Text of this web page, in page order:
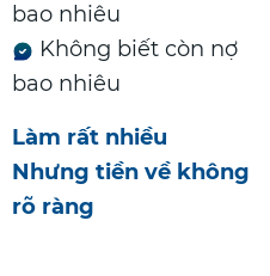
bao nhiêu
Không biết còn nợ
bao nhiêu
Làm rất nhiều
Nhưng tiền về không
rõ ràng